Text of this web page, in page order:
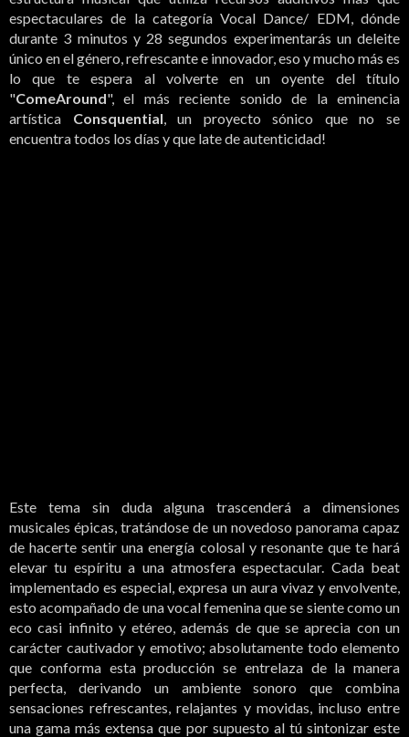
espectaculares de la categoría Vocal Dance/ EDM, dónde
durante 3 minutos y 28 segundos experimentarás un deleite
único en el género, refrescante e innovador, eso y mucho más es
lo que te espera al volverte en un oyente del título
"ComeAround", el más reciente sonido de la eminencia
artística Consquential, un proyecto sónico que no se
encuentra todos los días y que late de autenticidad!
Este tema sin duda alguna trascenderá a dimensiones
musicales épicas, tratándose de un novedoso panorama capaz
de hacerte sentir una energía colosal y resonante que te hará
elevar tu espíritu a una atmosfera espectacular. Cada beat
implementado es especial, expresa un aura vivaz y envolvente,
esto acompañado de una vocal femenina que se siente como un
eco casi infinito y etéreo, además de que se aprecia con un
carácter cautivador y emotivo; absolutamente todo elemento
que conforma esta producción se entrelaza de la manera
perfecta, derivando un ambiente sonoro que combina
sensaciones refrescantes, relajantes y movidas, incluso entre
una gama más extensa que por supuesto al tú sintonizar este